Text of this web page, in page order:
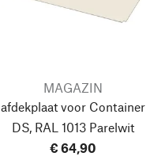
MAGAZIN
afdekplaat voor Container
DS, RAL 1013 Parelwit
€ 64,90